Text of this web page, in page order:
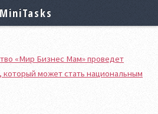
«Мир Бизнес Мам» проведет
может стать национальным
MiniTasks